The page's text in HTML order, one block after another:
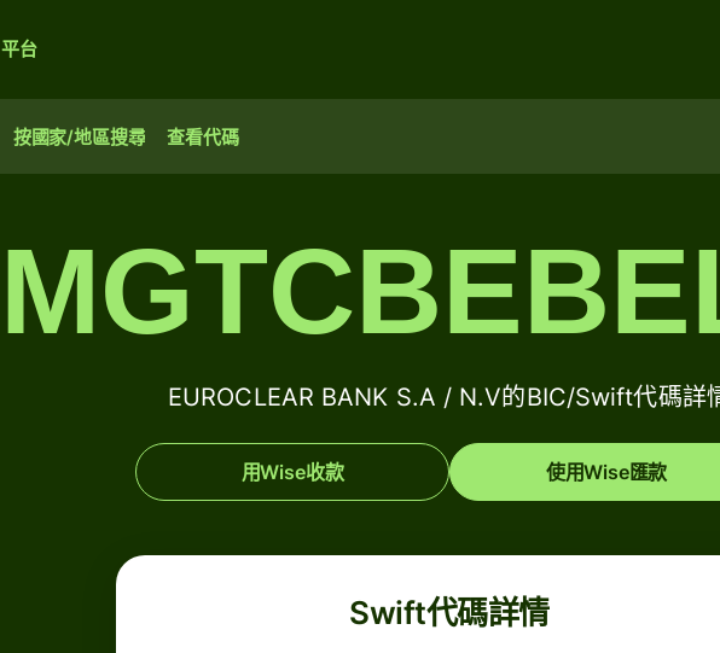
平台
按國家/地區搜尋 查看代碼
EUROCLEAR BANK S.A / N.V的BIC/Swift代碼詳
用Wise收款 使用Wise匯款
Swift代碼詳情